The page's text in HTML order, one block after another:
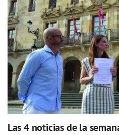
Las 4 noticias de la